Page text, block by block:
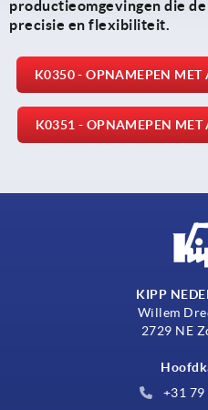
productieomgevingen die
precisie en flexibiliteit.
K0350 - OPNAMEPEN MET
K0351 - OPNAMEPEN MET
KIPP
Willem
2729 NE
+31 79